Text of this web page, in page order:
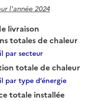
l'année 2024
livraison
totales de chaleur
par secteur
totale de chaleur
par type d’énergie
totale installée